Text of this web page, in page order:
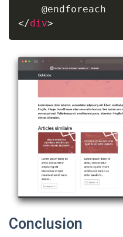
</div>
Conclusion